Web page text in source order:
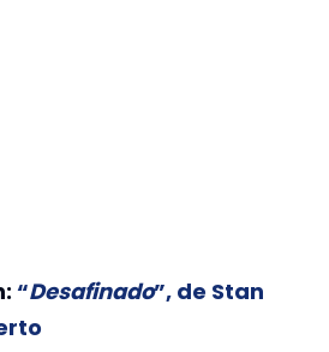
“Desafinado”, de Stan